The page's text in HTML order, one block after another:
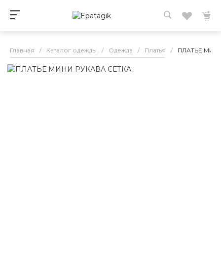
Главная / Каталог одежды / Одежда / Платья / ПЛАТЬЕ